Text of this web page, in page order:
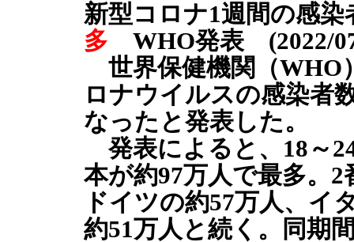
新型コロナ1週間の感染
多 WHO発表 (2022/
世界保健機関（WHO
ロナウイルスの感染者
なったと発表した。
発表によると、18～
本が約97万人で最多。
ドイツの約57万人、イ
約51万人と続く。同期